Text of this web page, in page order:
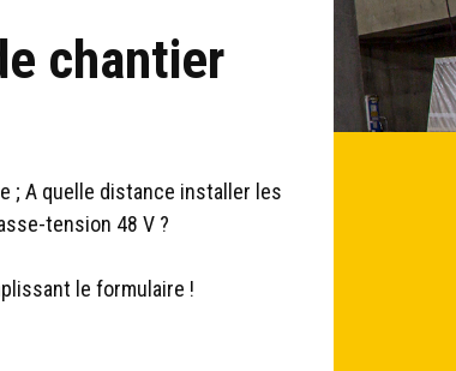
chantier
; A quelle distance installer les
tension 48 V ?
le formulaire !